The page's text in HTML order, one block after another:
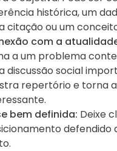
histórica, um
citação ou um
com a
a um problema
discussão social
repertório e torna
bem definida: Deixe
defendido